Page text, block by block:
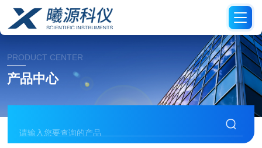
PRODUCT CENTER
产品中心